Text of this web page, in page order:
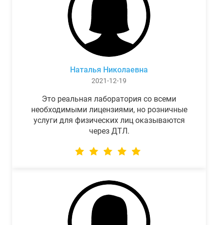
Наталья Николаевна
2021-12-19
Это реальная лаборатория со всеми
необходимыми лицензиями, но розничные
услуги для физических лиц оказываются
через ДТЛ.